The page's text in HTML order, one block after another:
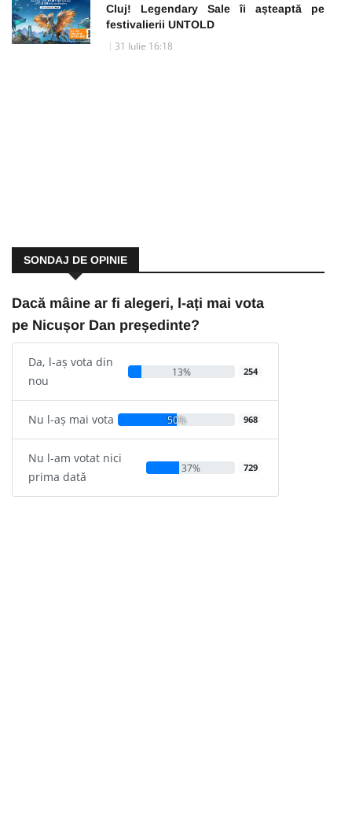
Cluj! Legendary Sale îi așteaptă pe
festivalierii UNTOLD
31 Iulie 16:18
SONDAJ DE OPINIE
Dacă mâine ar fi alegeri, l-ați mai vota
pe Nicușor Dan președinte?
Da, l-aș vota din
nou
13% 254
Nu l-aș mai vota 50% 968
Nu l-am votat nici
prima dată
37% 729